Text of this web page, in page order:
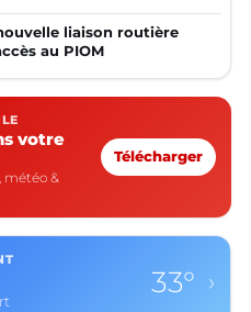
liaison routière
au PIOM
votre
météo &
Télécharger
33° ›